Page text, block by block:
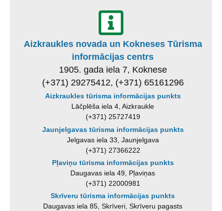
Aizkraukles novada un Kokneses Tūrisma
informācijas centrs
1905. gada iela 7, Koknese
(+371) 29275412, (+371) 65161296
Aizkraukles tūrisma informācijas punkts
Lāčplēša iela 4, Aizkraukle
(+371) 25727419
Jaunjelgavas tūrisma informācijas punkts
Jelgavas iela 33, Jaunjelgava
(+371) 27366222
Pļaviņu tūrisma informācijas punkts
Daugavas iela 49, Pļaviņas
(+371) 22000981
Skrīveru tūrisma informācijas punkts
Daugavas iela 85, Skrīveri, Skrīveru pagasts